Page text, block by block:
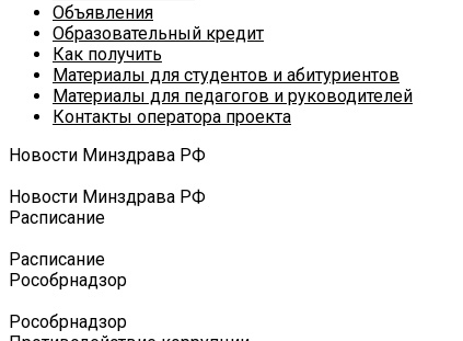
Объявления
Образовательный кредит
Как получить
Материалы для студентов и абитуриентов
Материалы для педагогов и руководителей
Контакты оператора проекта
Новости Минздрава РФ
Новости Минздрава РФ
Расписание
Расписание
Роcобрнадзор
Роcобрнадзор